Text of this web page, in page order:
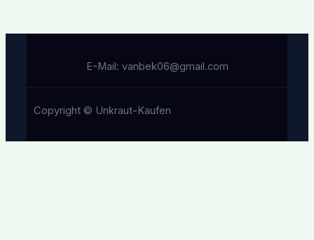
E-Mail: vanbek06@gmail.com
Copyright © Unkraut-Kaufen